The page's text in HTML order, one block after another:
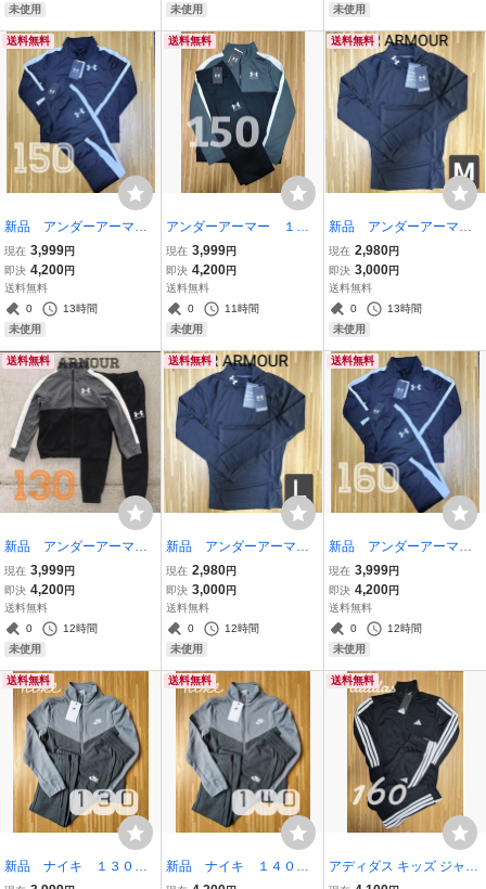
未使用
未使用
未使用
送料無料
新品 アンダーアーマ
ー ジャージ上下 １５
０ ガールズ セットアッ
プ ブラック UNDER AR
MOUR
現在 3,999円
即決 4,200円
送料無料
0
13時間
未使用
送料無料
アンダーアーマー １５
０ ジャージ上下 キッ
ズ セットアップ グレ
ー ブラック
現在 3,999円
即決 4,200円
送料無料
0
11時間
未使用
送料無料
新品 アンダーアーマ
ー M コンプレッショ
ンインナー ブラック
黒 長袖シャツ
現在 2,980円
即決 3,000円
送料無料
0
13時間
未使用
送料無料
新品 アンダーアーマ
ー １３０ ジャージ上
下 キッズ セットアッ
プ グレー
現在 3,999円
即決 4,200円
送料無料
0
12時間
未使用
送料無料
新品 アンダーアーマ
ー Ｌ コンプレッショ
ンインナー ブラック
黒 長袖シャツ
現在 2,980円
即決 3,000円
送料無料
0
12時間
未使用
送料無料
新品 アンダーアーマ
ー ジャージ上下 １６
０ ガールズ セットアッ
プ ブラック UNDER AR
MOUR
現在 3,999円
即決 4,200円
送料無料
0
12時間
未使用
送料無料
新品 ナイキ １３０
ジャージ 上下 NIKE キ
送料無料
新品 ナイキ １４０
ジャージ 上下 NIKE キ
送料無料
アディダス キッズ ジャー
ジ上下 ３本線 adidas ブ